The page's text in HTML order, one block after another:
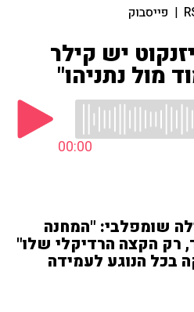
| פייסבוק
יש קילר
מול נתניהו"
00:00
שומפלבי: "המחנה
רק הקצה הרדיקלי שלו"
בכל הנוגע לעמידה